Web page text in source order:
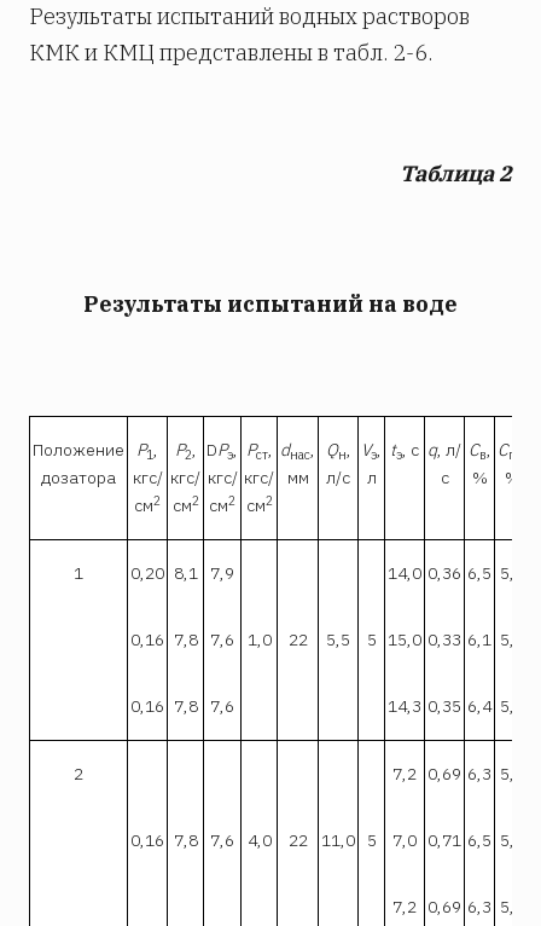
Результаты испытаний водных растворов
КМК и КМЦ представлены в табл. 2-6.
Таблица 2
Результаты испытаний на воде
Положение
дозатора
Р1,
кгс/
см2
Р2,
кгс/
см2
DРэ,
кгс/
см2
Рст,
кгс/
см2
dнас,
мм
Qн,
л/с
Vэ,
л
tэ, с q, л/
с
Св,
%
Спо
%
1 0,20 8,1 7,9 14,0 0,36 6,5 5,6
0,16 7,8 7,6 1,0 22 5,5 5 15,0 0,33 6,1 5,3
0,16 7,8 7,6 14,3 0,35 6,4 5,5
2 7,2 0,69 6,3 5,5
0,16 7,8 7,6 4,0 22 11,0 5 7,0 0,71 6,5 5,6
7,2 0,69 6,3 5,5